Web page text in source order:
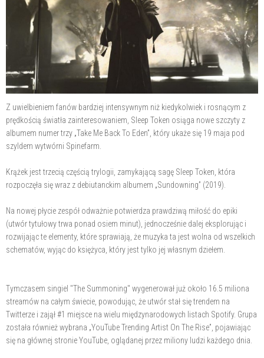
Z uwielbieniem fanów bardziej intensywnym niż kiedykolwiek i rosnącym z
prędkością światła zainteresowaniem, Sleep Token osiąga nowe szczyty z
albumem numer trzy „Take Me Back To Eden”, który ukaże się 19 maja pod
szyldem wytwórni Spinefarm.
Krążek jest trzecią częścią trylogii, zamykającą sagę Sleep Token, która
rozpoczęła się wraz z debiutanckim albumem „Sundowning” (2019).
Na nowej płycie zespół odważnie potwierdza prawdziwą miłość do epiki
(utwór tytułowy trwa ponad osiem minut), jednocześnie dalej eksplorując i
rozwijając te elementy, które sprawiają, że muzyka ta jest wolna od wszelkich
schematów, wyjąc do księżyca, który jest tylko jej własnym dziełem.
Tymczasem singiel "The Summoning" wygenerował już około 16.5 miliona
streamów na całym świecie, powodując, że utwór stał się trendem na
Twitterze i zajął #1 miejsce na wielu międzynarodowych listach Spotify. Grupa
została również wybrana „YouTube Trending Artist On The Rise”, pojawiając
się na głównej stronie YouTube, oglądanej przez miliony ludzi każdego dnia.